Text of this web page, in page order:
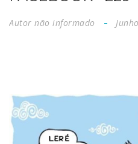
Autor não informado